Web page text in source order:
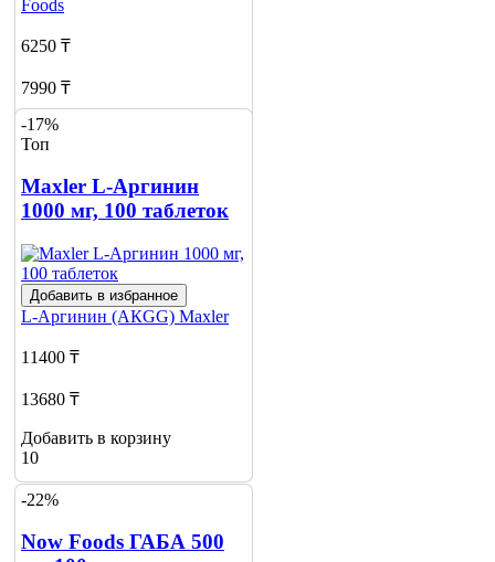
Foods
6250 ₸
7990 ₸
Добавить в корзину
1
-17%
Топ
Maxler L-Аргинин
1000 мг, 100 таблеток
Добавить в избранное
L-Аргинин (АКGG) Maxler
11400 ₸
13680 ₸
Добавить в корзину
10
-22%
Now Foods ГАБА 500